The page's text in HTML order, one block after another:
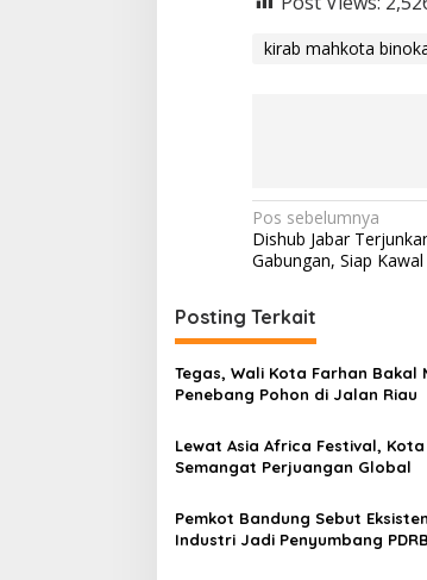
kirab mahkota
N
a
i
g
a
i
o
s
Pos sebelumnya
Dishub Jabar
Gabungan, Siap
Posting Terkait
Tegas, Wali Kota Farhan Bakal
Penebang Pohon di Jalan Riau
Lewat Asia Africa Festival,
Semangat Perjuangan Global
Pemkot Bandung Sebut
Industri Jadi Penyumbang